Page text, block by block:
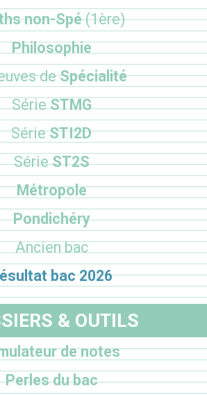
non-Spé(1ère)
Philosophie
deSpécialité
SérieSTMG
SérieSTI2D
SérieST2S
Métropole
Pondichéry
Ancien bac
bac 2026
& OUTILS
de notes
Perles du bac